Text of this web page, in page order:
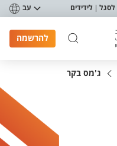
לסגל לידידים עב
להרשמה
ג'מס בקר